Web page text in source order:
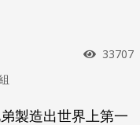
瀏覽次
33707
製造出世界上第一